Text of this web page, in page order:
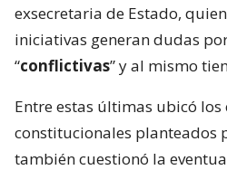
exsecretaria de Estado,
iniciativas generan dudas
“conflictivas” y al mismo
Entre estas últimas ubicó los
constitucionales planteados
también cuestionó la